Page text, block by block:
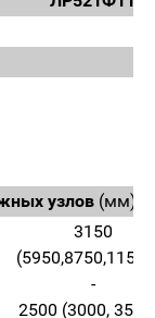
узлов (мм)
3150
-
2500 (3000,